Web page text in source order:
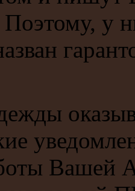
у
Вашей